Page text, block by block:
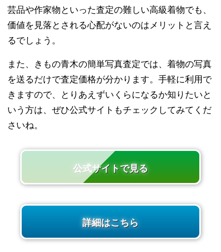
芸品や作家物といった査定の難しい高級着物でも、
価値を見落とされる心配がないのはメリットと言え
るでしょう。
また、きもの青木の簡単写真査定では、着物の写真
を送るだけで査定価格が分かります。手軽に利用で
きますので、とりあえずいくらになるか知りたいと
いう方は、ぜひ公式サイトもチェックしてみてくだ
さいね。
公式サイトで見る
詳細はこちら